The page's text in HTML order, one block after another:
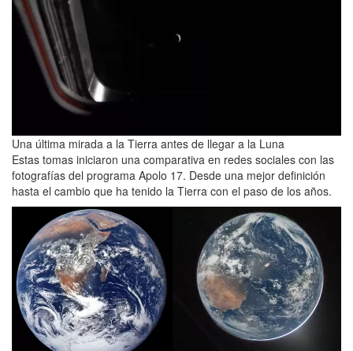
Una última mirada a la Tierra antes de llegar a la Luna
Estas tomas iniciaron una comparativa en redes sociales con las
fotografías del programa Apolo 17. Desde una mejor definición
hasta el cambio que ha tenido la Tierra con el paso de los años.